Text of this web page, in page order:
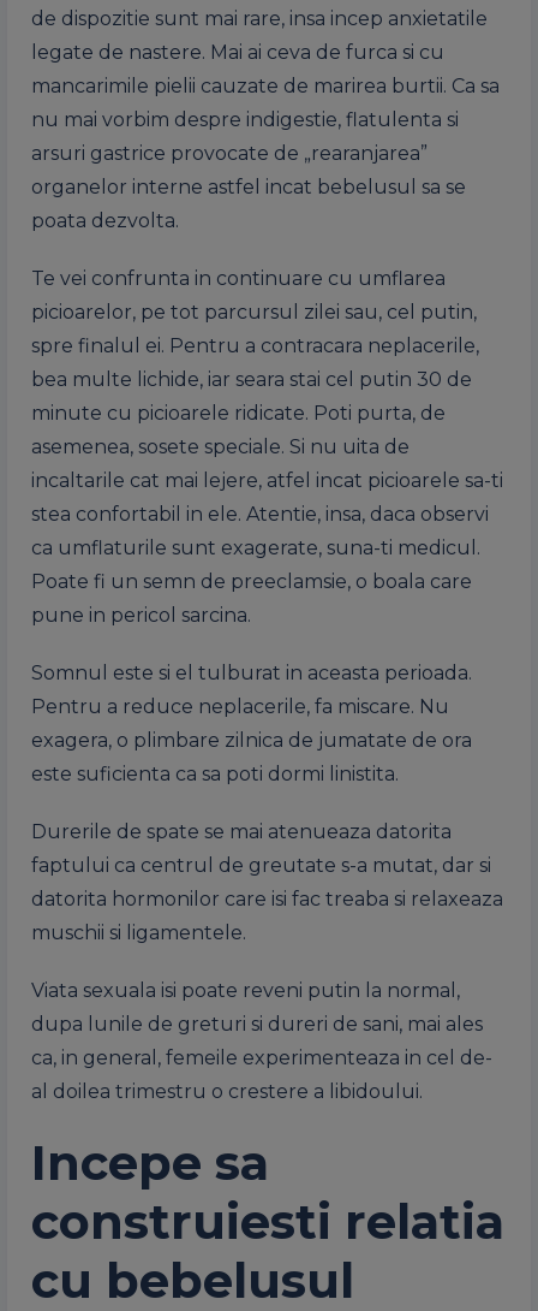
de dispozitie sunt mai rare, insa incep anxietatile
legate de nastere. Mai ai ceva de furca si cu
mancarimile pielii cauzate de marirea burtii. Ca sa
nu mai vorbim despre indigestie, flatulenta si
arsuri gastrice provocate de „rearanjarea”
organelor interne astfel incat bebelusul sa se
poata dezvolta.
Te vei confrunta in continuare cu umflarea
picioarelor, pe tot parcursul zilei sau, cel putin,
spre finalul ei. Pentru a contracara neplacerile,
bea multe lichide, iar seara stai cel putin 30 de
minute cu picioarele ridicate. Poti purta, de
asemenea, sosete speciale. Si nu uita de
incaltarile cat mai lejere, atfel incat picioarele sa-ti
stea confortabil in ele. Atentie, insa, daca observi
ca umflaturile sunt exagerate, suna-ti medicul.
Poate fi un semn de preeclamsie, o boala care
pune in pericol sarcina.
Somnul este si el tulburat in aceasta perioada.
Pentru a reduce neplacerile, fa miscare. Nu
exagera, o plimbare zilnica de jumatate de ora
este suficienta ca sa poti dormi linistita.
Durerile de spate se mai atenueaza datorita
faptului ca centrul de greutate s-a mutat, dar si
datorita hormonilor care isi fac treaba si relaxeaza
muschii si ligamentele.
Viata sexuala isi poate reveni putin la normal,
dupa lunile de greturi si dureri de sani, mai ales
ca, in general, femeile experimenteaza in cel de-
al doilea trimestru o crestere a libidoului.
Incepe sa
construiesti relatia
cu bebelusul